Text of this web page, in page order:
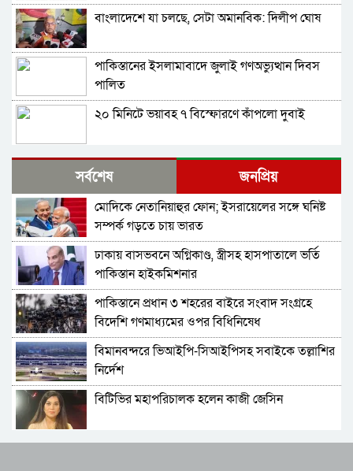
বাংলাদেশে যা চলছে, সেটা অমানবিক: দিলীপ ঘোষ
পাকিস্তানের ইসলামাবাদে জুলাই গণঅভ্যুত্থান দিবস
পালিত
২০ মিনিটে ভয়াবহ ৭ বিস্ফোরণে কাঁপলো দুবাই
ইরাক সফরে হঠাৎ ইরানের পররাষ্ট্রমন্ত্রী আব্বাস
আরাগচি
শেখ হাসিনার বক্তব্য দেওয়ার সঙ্গে ভারত সরকারের
কোনও সম্পর্ক নেই: রণধীর জয়সোয়াল
ভারত সীমান্তে ২৫০টি অত্যাধুনিক চীনা যুদ্ধযান
মোতায়েন করলো পাকিস্তান
শ্রীলঙ্কার কারাগারে আবার দাঙ্গা, পরিস্থিতিতে নিয়ন্ত্রণে
সেনা মোতায়েন
বাংলাদেশ থেকে আসা হিন্দু-বৌদ্ধ-খ্রিস্টানরা
অনুপ্রবেশকারী নন: শুভেন্দু
চলতি সপ্তাহে ইরানে ভয়াবহ হামলার প্রস্তুতি নিচ্ছে
সর্বশেষ জনপ্রিয়
মোদিকে নেতানিয়াহুর ফোন; ইসরায়েলের সঙ্গে ঘনিষ্ট
সম্পর্ক গড়তে চায় ভারত
ঢাকায় বাসভবনে অগ্নিকাণ্ড, স্ত্রীসহ হাসপাতালে ভর্তি
পাকিস্তান হাইকমিশনার
পাকিস্তানে প্রধান ৩ শহরের বাইরে সংবাদ সংগ্রহে
বিদেশি গণমাধ্যমের ওপর বিধিনিষেধ
বিমানবন্দরে ভিআইপি-সিআইপিসহ সবাইকে তল্লাশির
নির্দেশ
বিটিভির মহাপরিচালক হলেন কাজী জেসিন
র‍্যাব বিলুপ্ত করে আনা হচ্ছে নতুন বাহিনী